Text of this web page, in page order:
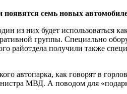
семь новых
из них будет использоваться
группы. Специально
райотдела получили также
автопарка, как говорят в
МВД. А поводом для